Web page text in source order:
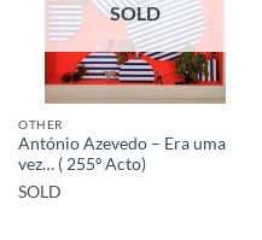
SOLD
OTHER
António Azevedo – Era uma
vez… ( 255º Acto)
SOLD